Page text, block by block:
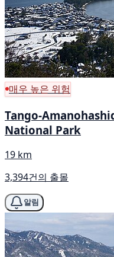
매우 높은 위험
Tango-
National Park
19 km
3,394건의 출몰
알림